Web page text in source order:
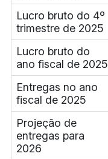
Lucro bruto do 4º
trimestre de 2025
Lucro bruto do
ano fiscal de 2025
Entregas no ano
fiscal de 2025
Projeção de
entregas para
2026